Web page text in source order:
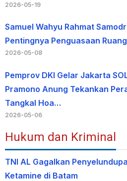
2026-05-19
Samuel Wahyu Rahmat
Pentingnya Penguasaan
2026-05-08
Pemprov DKI Gelar Jakarta
Pramono Anung Tekankan
Tangkal Hoa…
2026-05-06
Hukum dan Kriminal
TNI AL Gagalkan
Ketamine di Batam